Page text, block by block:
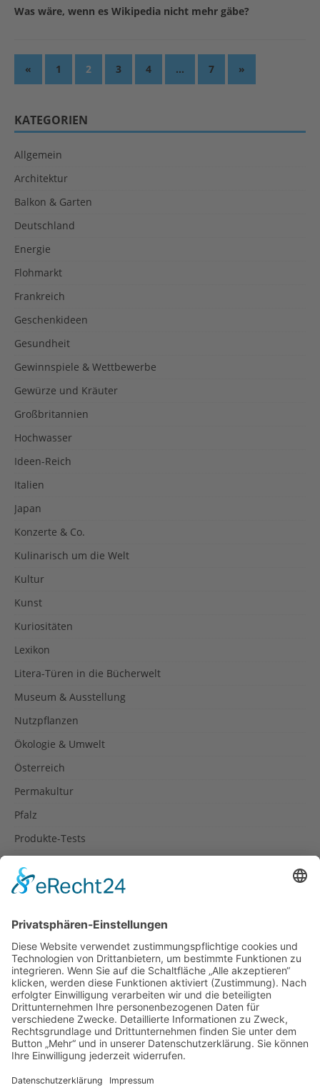
Was wäre, wenn es Wikipedia nicht mehr gäbe?
« 1 2 3 4 … 7 »
KATEGORIEN
Allgemein
Architektur
Balkon & Garten
Deutschland
Energie
Flohmarkt
Frankreich
Geschenkideen
Gesundheit
Gewinnspiele & Wettbewerbe
Gewürze und Kräuter
Großbritannien
Hochwasser
Ideen-Reich
Italien
Japan
Konzerte & Co.
Kulinarisch um die Welt
Kultur
Kunst
Kuriositäten
Lexikon
Litera-Türen in die Bücherwelt
Museum & Ausstellung
Nutzpflanzen
Ökologie & Umwelt
Österreich
Permakultur
Pfalz
Produkte-Tests
Rezepte
Spanien
Südtirol
USA
Weihnachten
Weihnachtstexte
Datenschutzerklärung
Impressum